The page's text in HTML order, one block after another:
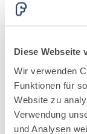
Diese Webseite
Wir verwenden
Funktionen für
Website zu
Verwendung
und Analysen